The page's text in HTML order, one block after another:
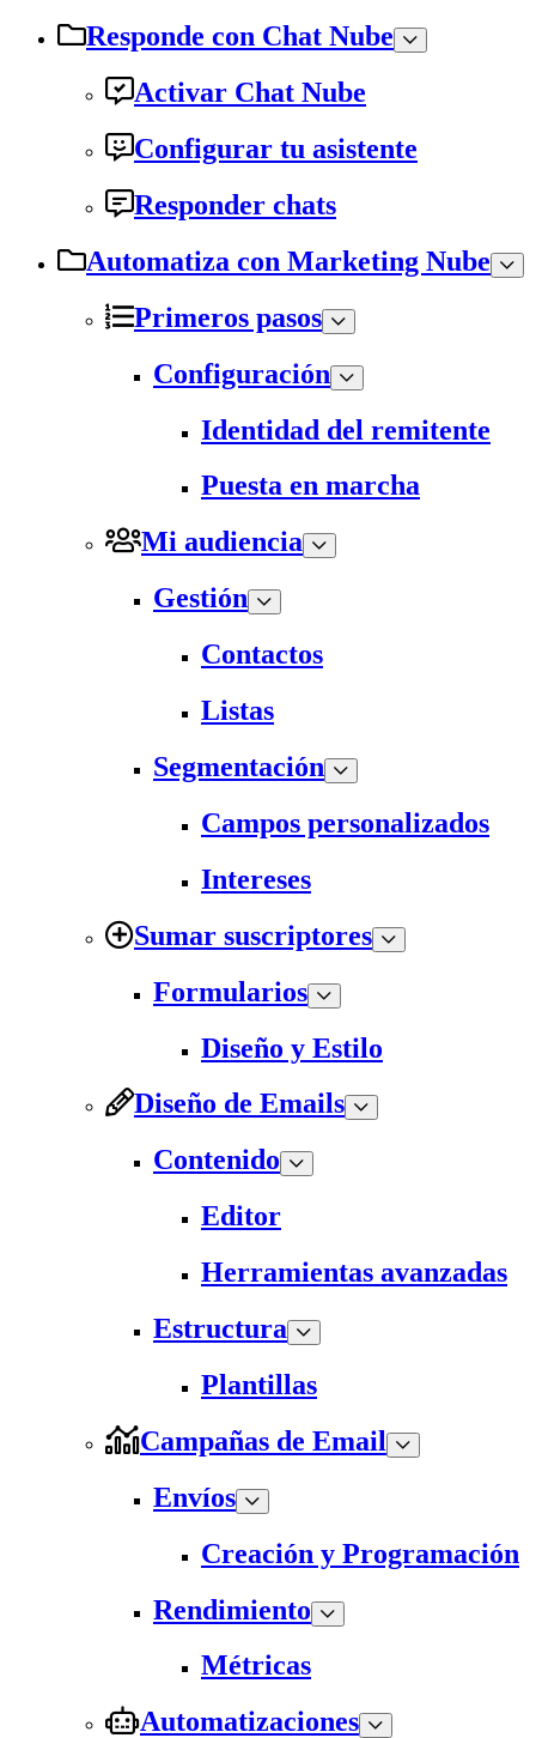
Responde con Chat Nube
Activar Chat Nube
Configurar tu asistente
Responder chats
Automatiza con Marketing Nube
Primeros pasos
Configuración
Identidad del remitente
Puesta en marcha
Mi audiencia
Gestión
Contactos
Listas
Segmentación
Campos personalizados
Intereses
Sumar suscriptores
Formularios
Diseño y Estilo
Diseño de Emails
Contenido
Editor
Herramientas avanzadas
Estructura
Plantillas
Campañas de Email
Envíos
Creación y Programación
Rendimiento
Métricas
Automatizaciones